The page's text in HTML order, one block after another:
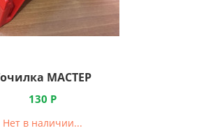
МАСТЕР
130 Р
Нет в наличии...